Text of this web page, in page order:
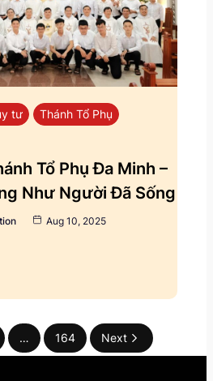
tư
Thánh Tổ Phụ
Tổ Phụ Đa Minh –
Như Người Đã Sống
Aug 10, 2025
… 164 Next